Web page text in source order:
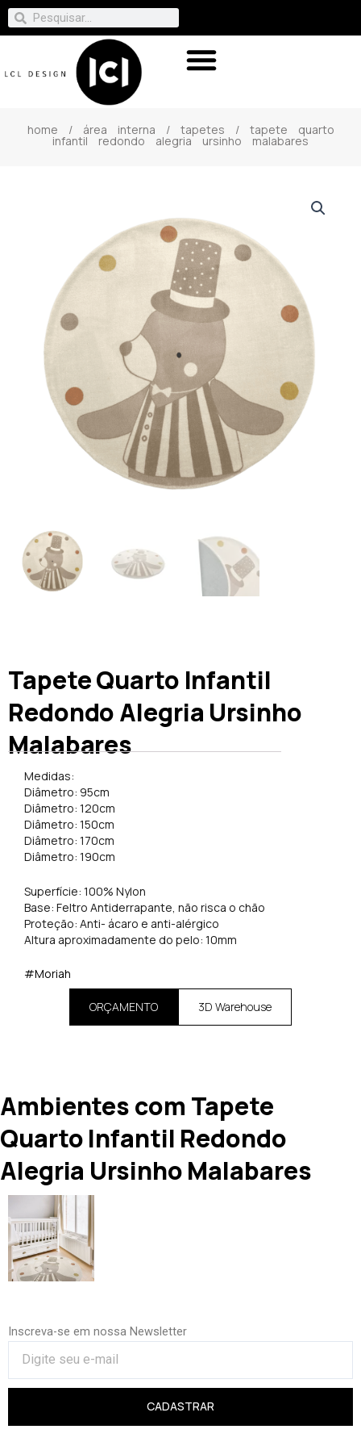
home / área interna / tapetes / tapete quarto
infantil redondo alegria ursinho malabares
Tapete Quarto Infantil
Redondo Alegria Ursinho
Malabares
Medidas:
Diâmetro: 95cm
Diâmetro: 120cm
Diâmetro: 150cm
Diâmetro: 170cm
Diâmetro: 190cm
Superfície: 100% Nylon
Base: Feltro Antiderrapante, não risca o chão
Proteção: Anti- ácaro e anti-alérgico
Altura aproximadamente do pelo: 10mm
#Moriah
ORÇAMENTO 3D Warehouse
Ambientes com Tapete
Quarto Infantil Redondo
Alegria Ursinho Malabares
Inscreva-se em nossa Newsletter
CADASTRAR